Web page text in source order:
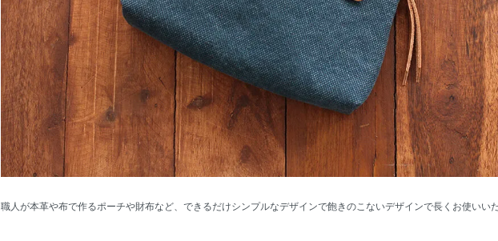
職人が本革や布で作るポーチや財布など、できるだけシンプルなデザインで飽きのこないデザインで長くお使いいた